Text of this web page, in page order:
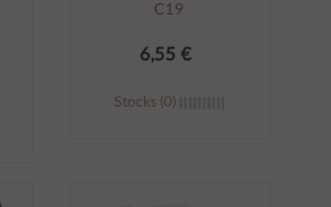
C19
6,55 €
Stocks (0)